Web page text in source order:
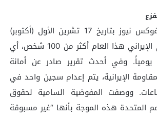
وفقاً لتقرير قناة فوكس نيوز بتاريخ 17 تشرين الأول (أكتوبر)
2025، أعدم النظام الإيراني هذا العام أكثر من 100 شخص، أي
يومياً. وفي أحدث تقرير صادر عن أمانة
الإيرانية، يتم إعدام سجين واحد في
ووصفت المفوضية السامية لحقوق
المتحدة هذه الموجة بأنها “غير مسبوقة